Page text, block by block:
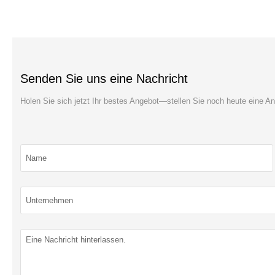
Senden Sie uns eine Nachricht
Holen Sie sich jetzt Ihr bestes Angebot—stellen Sie noch heute eine